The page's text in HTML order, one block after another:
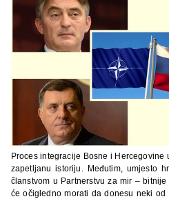
Proces integracije Bosne i Hercegovine
zapetljanu istoriju. Međutim, umjesto
članstvom u Partnerstvu za mir –
će očigledno morati da donesu neki